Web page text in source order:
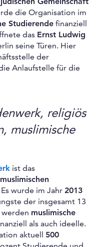
die Organisation im
Studierende finanziell
das Ernst Ludwig
seine Türen. Hier
der
Anlaufstelle für die
religiös
muslimische
ist das
muslimischen
wurde im Jahr 2013
der insgesamt 13
muslimische
als auch ideelle.
aktuell 500